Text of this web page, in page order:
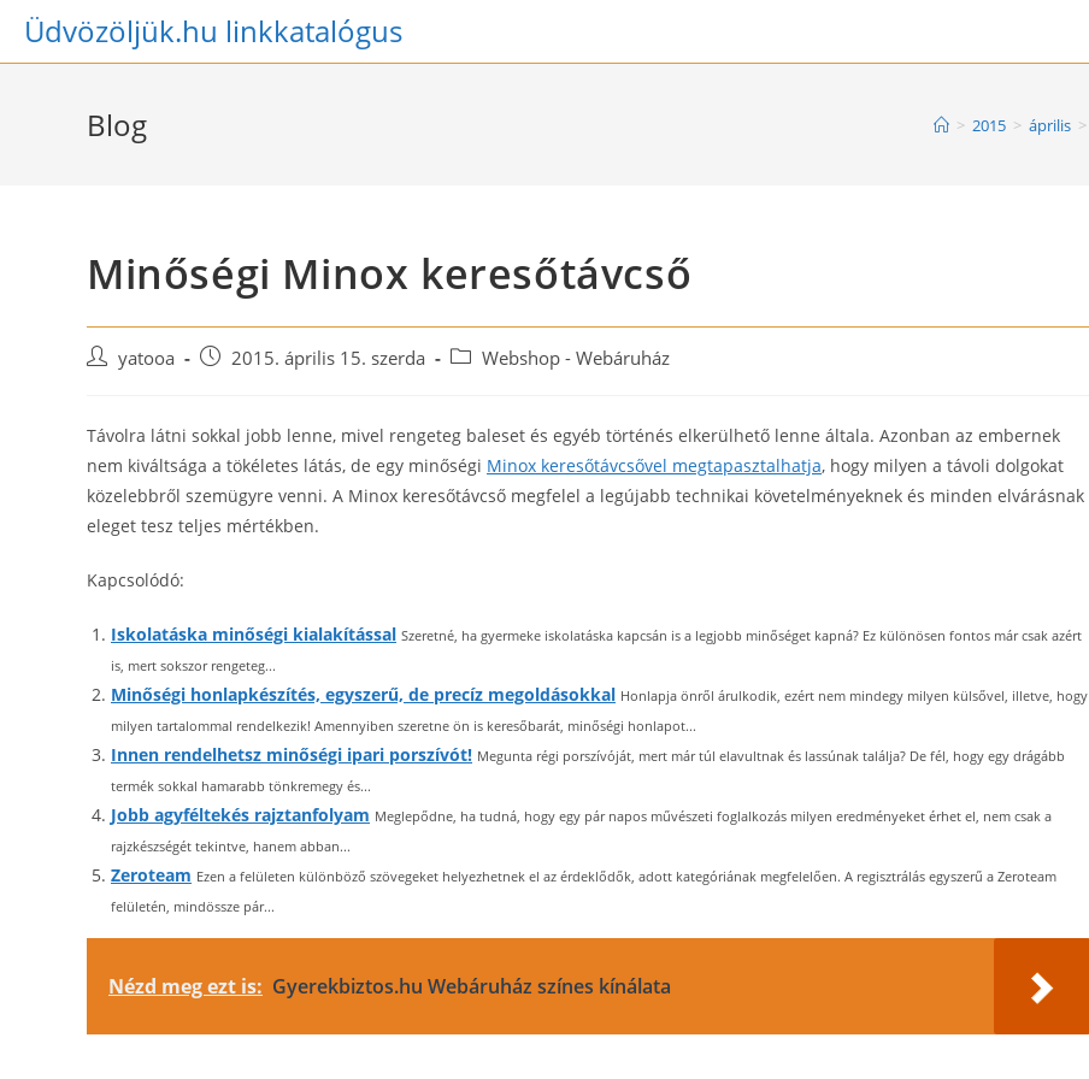
SkipÜdvözöljük.hu linkkatalógus
Blog > 2015 > április >
Minőségi Minox keresőtávcső
Postyatooa
Post 2015. április 15. szerda
PostWebshop - Webáruház
Távolra látni sokkal jobb lenne, mivel rengeteg baleset és egyéb történés elkerülhető lenne általa. Azonban az embernek
nem kiváltsága a tökéletes látás, de egy minőségi Minox keresőtávcsővel megtapasztalhatja, hogy milyen a távoli dolgokat
közelebbről szemügyre venni. A Minox keresőtávcső megfelel a legújabb technikai követelményeknek és minden elvárásnak
eleget tesz teljes mértékben.
Kapcsolódó:
Iskolatáska minőségi kialakítással Szeretné, ha gyermeke iskolatáska kapcsán is a legjobb minőséget kapná? Ez különösen fontos már csak azért
is, mert sokszor rengeteg...
Minőségi honlapkészítés, egyszerű, de precíz megoldásokkal Honlapja önről árulkodik, ezért nem mindegy milyen külsővel, illetve, hogy
milyen tartalommal rendelkezik! Amennyiben szeretne ön is keresőbarát, minőségi honlapot...
Innen rendelhetsz minőségi ipari porszívót! Megunta régi porszívóját, mert már túl elavultnak és lassúnak találja? De fél, hogy egy drágább
termék sokkal hamarabb tönkremegy és...
Jobb agyféltekés rajztanfolyam Meglepődne, ha tudná, hogy egy pár napos művészeti foglalkozás milyen eredményeket érhet el, nem csak a
rajzkészségét tekintve, hanem abban...
Zeroteam Ezen a felületen különböző szövegeket helyezhetnek el az érdeklődők, adott kategóriának megfelelően. A regisztrálás egyszerű a Zeroteam
felületén, mindössze pár...
Nézd meg ezt is: Gyerekbiztos.hu Webáruház színes kínálata